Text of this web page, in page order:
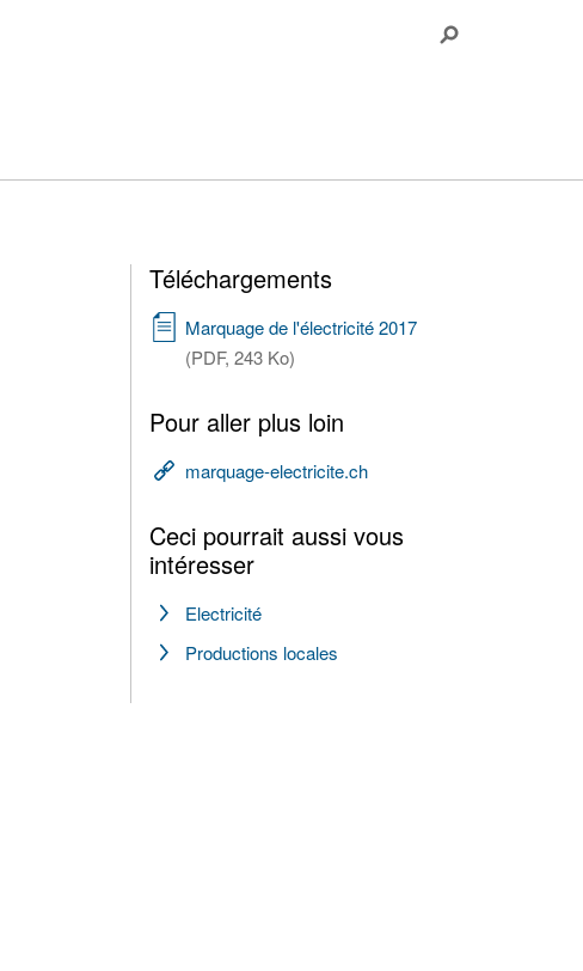
Téléchargements
Marquage de l'électricité 2017
(PDF, 243 Ko)
Pour aller plus loin
marquage-electricite.ch
Ceci pourrait aussi vous
intéresser
Electricité
Productions locales